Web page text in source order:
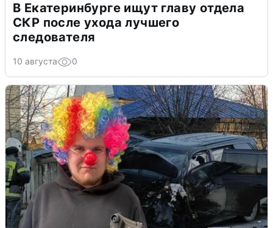
В Екатеринбурге ищут главу отдела
СКР после ухода лучшего
следователя
10 августа 0